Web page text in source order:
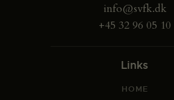
info@svfk.dk
+45 32 96 05 10
Links
HOME